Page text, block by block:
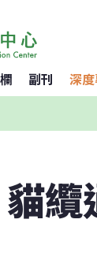
副刊 深
貓纜